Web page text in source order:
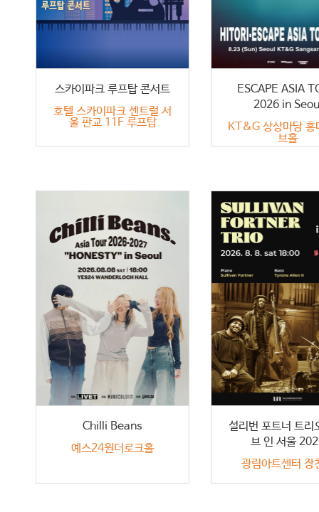
스카이파크 루프탑 콘서트
호텔 스카이파크 센트럴 서
울 판교 11F 루프탑
ESCAPE ASIA
2026 in
KT&G 상상마당 홍
브홀
Chilli Beans
예스24원더로크홀
설리번 포트너 트리
브 인 서울
광림아트센터 장